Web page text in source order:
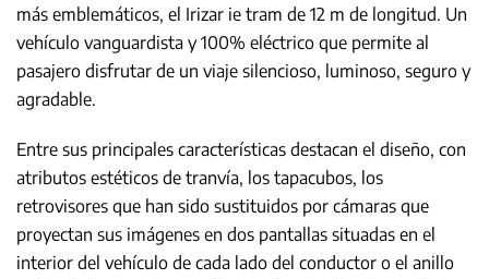
más emblemáticos, el Irizar ie tram de 12 m de longitud. Un
vehículo vanguardista y 100% eléctrico que permite al
pasajero disfrutar de un viaje silencioso, luminoso, seguro y
agradable.
Entre sus principales características destacan el diseño, con
atributos estéticos de tranvía, los tapacubos, los
retrovisores que han sido sustituidos por cámaras que
proyectan sus imágenes en dos pantallas situadas en el
interior del vehículo de cada lado del conductor o el anillo